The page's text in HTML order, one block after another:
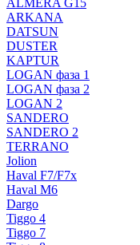
ALMERA G15
ARKANA
DATSUN
DUSTER
KAPTUR
LOGAN фаза 1
LOGAN фаза 2
LOGAN 2
SANDERO
SANDERO 2
TERRANO
Jolion
Haval F7/F7x
Haval M6
Dargo
Tiggo 4
Tiggo 7